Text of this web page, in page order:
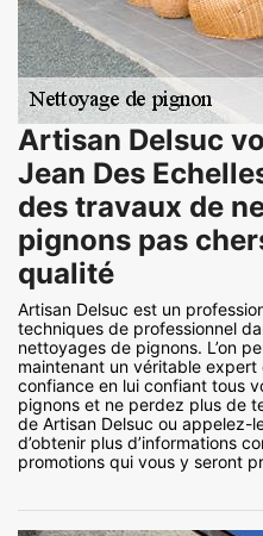
Artisan Delsuc
Jean Des
des travaux de
pignons pas
qualité
Artisan Delsuc est un
techniques de professionnel
nettoyages de pignons. L’on
maintenant un véritable expert
confiance en lui confiant tous
pignons et ne perdez plus de
de Artisan Delsuc ou appelez-
d’obtenir plus d’informations
promotions qui vous y seront